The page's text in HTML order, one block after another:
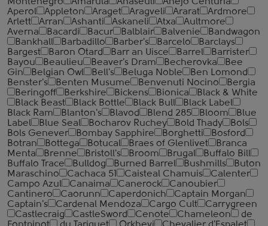
Aperol
Appleton Araget Aragveli Ararat
Ardmore
Arlett
Arran Ashanti Askaneli Atxa
Aultmore
Averna
Bacardi Bacur Balblair Balvenie
Bandwagon
Bankhall
Barbadillo Barber's Barcelo
Barclays
Bargest
Baron Otard Barr an Uisce Barrel
Barrister
Bayou
Beaulieu Beaver's Dram Becherovka
Bee
Gin
Belgian Owl Bell's Beluga Noble
Ben Lomond
Benster's
Benten Musume Benvenuti Nocino
Bergia
Beringoff
Berkshire Bickens Bionica
Black & White
Black Beast
Black Bottle Black Bull
Black Label
Black Ram
Blanton's Blavod Blend 285 Bloom
Blue
Label
Blue Seal Bocharov Ruchey Bold Thady
Bols
Bols Genever
Bombay Sapphire Borghetti
Bosford
Botran
Bottega Botucal Braes of Glenlivet
Branca
Menta
Brenne Bristoll's Broom Brugal
Buffalo Bill
Buffalo Trace
Bulldog Burned Barrel Bushmills
Buton
Maraschino
Cachaca 51 Caisteal Chamuis
Calenter
Campo Azul
Canaima Canerock
Canoubier
Cantinero
Caorunn Caperdonich
Captain Morgan
Captain's
Cardenal Mendoza Cargo Cult
Carrygreen
Castlecraig
CastleSword Cenote Chameleon
de